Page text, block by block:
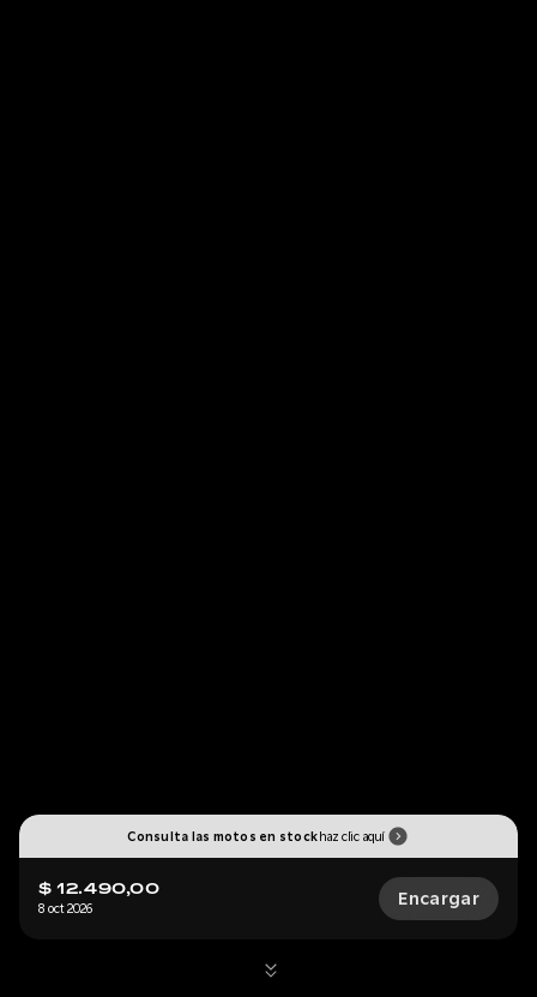
Consulta las motos en stockhaz clic aquí
$ 12.490,00
8 oct 2026 Encargar